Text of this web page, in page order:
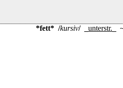
*fett* /kursiv/ unterstr. ~